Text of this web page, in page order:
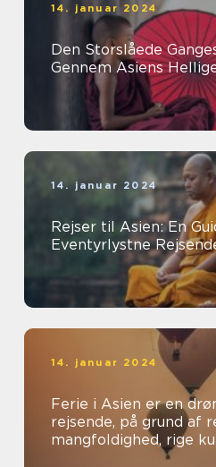
14. januar 2024
Den Storslåede
Gennem Asiens
14. januar 2024
Rejser til Asien: En
Eventyrlystne
14. januar 2024
Ferie i Asien er en
rejsende, på grund af
mangfoldighed, rige
landskaber og